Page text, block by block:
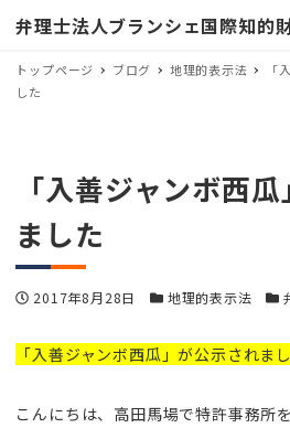
弁理士法人ブランシェ国際知的
トップページ ブログ 地理的表示法
「
した
「入善ジャンボ西
ました
投稿日
2017年8月28日 カテゴリー
地理的表示法 カ
「入善ジャンボ西瓜」が公示されま
こんにちは、高田馬場で特許事務所